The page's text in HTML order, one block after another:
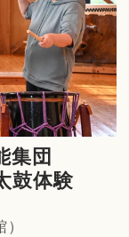
集団
鼓体験